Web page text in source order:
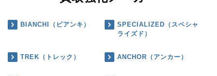
BIANCHI（ビアンキ）
SPECIALIZED（スペシャ
ライズド）
TREK（トレック） ANCHOR（アンカー）